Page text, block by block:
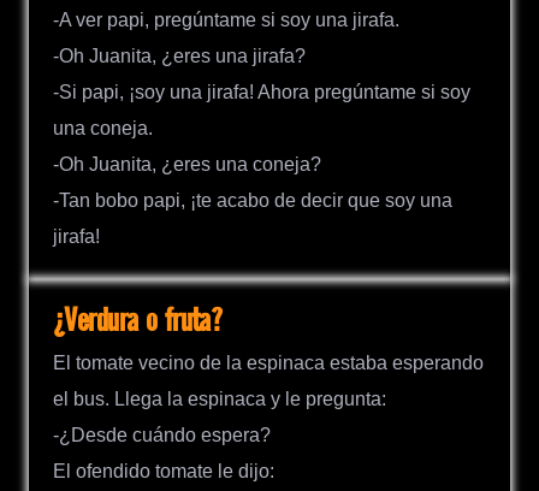
-A ver papi, pregúntame si soy una jirafa.
-Oh Juanita, ¿eres una jirafa?
-Si papi, ¡soy una jirafa! Ahora pregúntame si soy
una coneja.
-Oh Juanita, ¿eres una coneja?
-Tan bobo papi, ¡te acabo de decir que soy una
jirafa!
¿Verdura o fruta?
El tomate vecino de la espinaca estaba esperando
el bus. Llega la espinaca y le pregunta:
-¿Desde cuándo espera?
El ofendido tomate le dijo: